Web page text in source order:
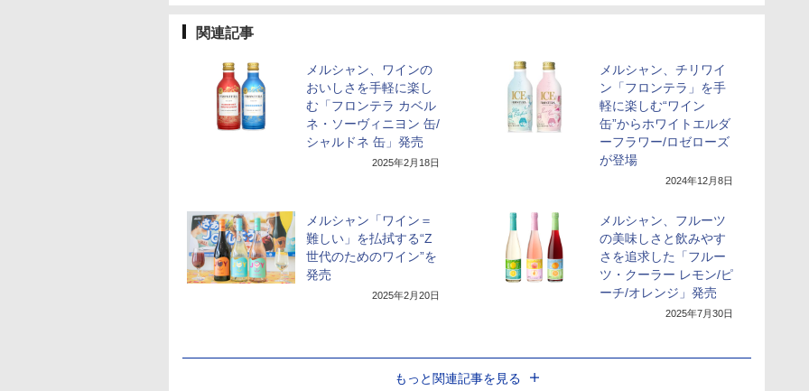
関連記事
メルシャン、ワインの
おいしさを手軽に楽し
む「フロンテラ カベル
ネ・ソーヴィニヨン 缶/
シャルドネ 缶」発売
2025年2月18日
メルシャン、チリワイ
ン「フロンテラ」を手
軽に楽しむ“ワイン
缶”からホワイトエルダ
ーフラワー/ロゼローズ
が登場
2024年12月8日
メルシャン「ワイン＝
難しい」を払拭する“Z
世代のためのワイン”を
発売
2025年2月20日
メルシャン、フルーツ
の美味しさと飲みやす
さを追求した「フルー
ツ・クーラー レモン/ピ
ーチ/オレンジ」発売
2025年7月30日
もっと関連記事を見る